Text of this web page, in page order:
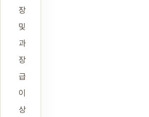
장
및
과
장
급
이
상